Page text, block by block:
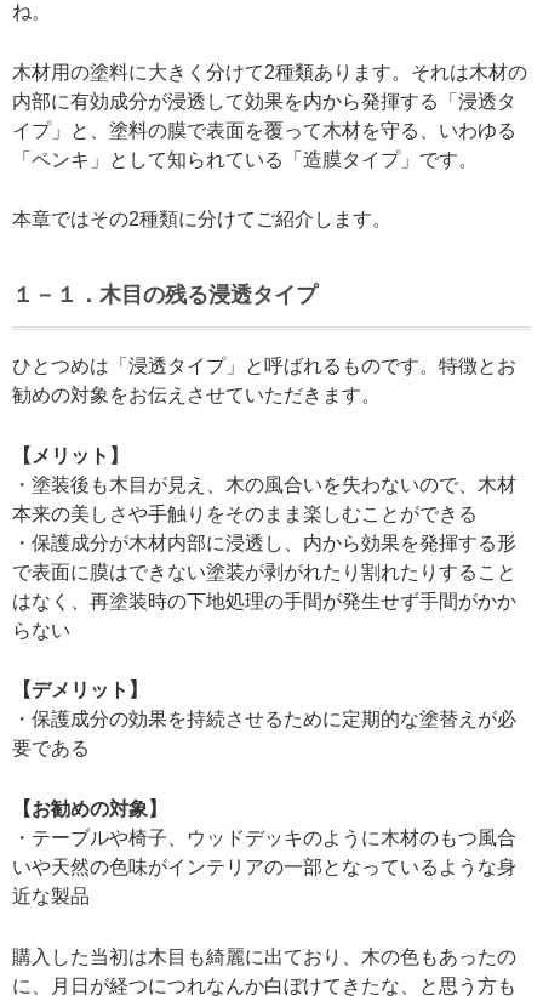
ね。
木材用の塗料に大きく分けて2種類あります。それは木材の
内部に有効成分が浸透して効果を内から発揮する「浸透タ
イプ」と、塗料の膜で表面を覆って木材を守る、いわゆる
「ペンキ」として知られている「造膜タイプ」です。
本章ではその2種類に分けてご紹介します。
１－１．木目の残る浸透タイプ
ひとつめは「浸透タイプ」と呼ばれるものです。特徴とお
勧めの対象をお伝えさせていただきます。
【メリット】
・塗装後も木目が見え、木の風合いを失わないので、木材
本来の美しさや手触りをそのまま楽しむことができる
・保護成分が木材内部に浸透し、内から効果を発揮する形
で表面に膜はできない塗装が剥がれたり割れたりすること
はなく、再塗装時の下地処理の手間が発生せず手間がかか
らない
【デメリット】
・保護成分の効果を持続させるために定期的な塗替えが必
要である
【お勧めの対象】
・テーブルや椅子、ウッドデッキのように木材のもつ風合
いや天然の色味がインテリアの一部となっているような身
近な製品
購入した当初は木目も綺麗に出ており、木の色もあったの
に、月日が経つにつれなんか白ぼけてきたな、と思う方も